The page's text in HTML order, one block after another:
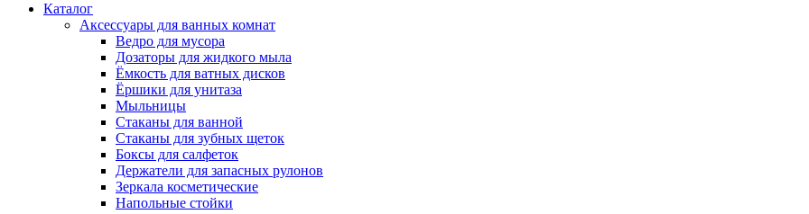
Каталог
Аксессуары для ванных комнат
Ведро для мусора
Дозаторы для жидкого мыла
Ёмкость для ватных дисков
Ёршики для унитаза
Мыльницы
Стаканы для ванной
Стаканы для зубных щеток
Боксы для салфеток
Держатели для запасных рулонов
Зеркала косметические
Напольные стойки